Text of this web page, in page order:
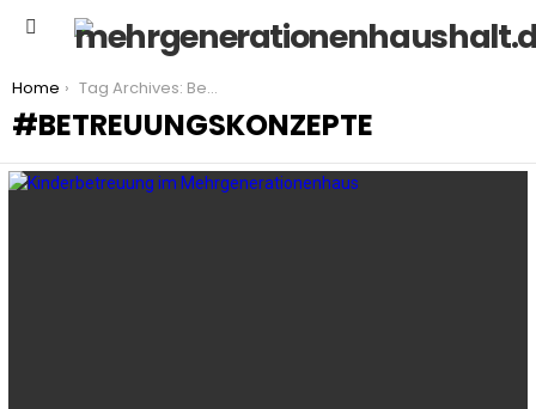
You are here:
Home Tag Archives: Betreuungskonzepte
BETREUUNGSKONZEPTE